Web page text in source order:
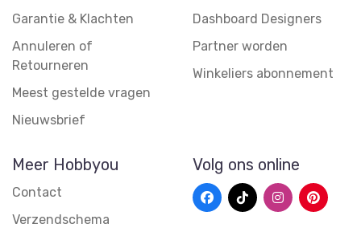
Garantie & Klachten
Annuleren of
Retourneren
Meest gestelde vragen
Nieuwsbrief
Dashboard Designers
Partner worden
Winkeliers abonnement
Meer Hobbyou
Contact
Verzendschema
Volg ons online